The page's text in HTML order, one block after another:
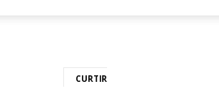
CURTIR